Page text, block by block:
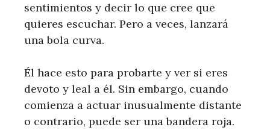
sentimientos y decir lo que cree que
quieres escuchar. Pero a veces, lanzará
una bola curva.
Él hace esto para probarte y ver si eres
devoto y leal a él. Sin embargo, cuando
comienza a actuar inusualmente distante
o contrario, puede ser una bandera roja.